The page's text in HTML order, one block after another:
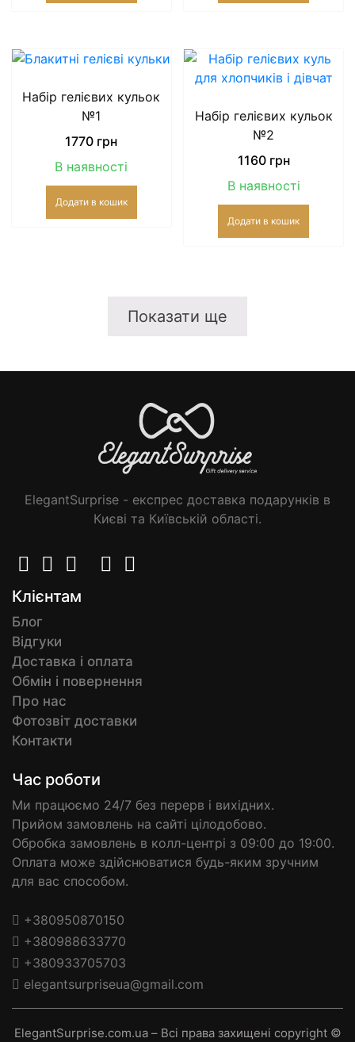
Набір гелієвих кульок
№1
1770 грн
В наявності
Додати в кошик
Набір гелієвих кульок
№2
1160грн
В наявності
Додати в кошик
Показати ще
ElegantSurprise - експрес доставка подарунків в
Києві та Київській області.
Клієнтам
Блог
Відгуки
Доставка і оплата
Обмін і повернення
Про нас
Фотозвіт доставки
Контакти
Час роботи
Ми працюємо 24/7 без перерв і вихідних.
Прийом замовлень на сайті цілодобово.
Обробка замовлень в колл-центрі з 09:00 до 19:00.
Оплата може здійснюватися будь-яким зручним
для вас способом.
+380950870150
+380988633770
+380933705703
elegantsurpriseua@gmail.com
ElegantSurprise.com.ua – Всі права захищені copyright ©